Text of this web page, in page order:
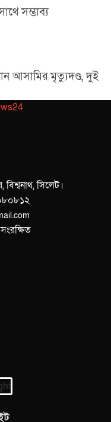
সম্ভাব্য
আসামির মৃত্যুদণ্ড, দুই
বিশ্বনাথ, সিলেট।
সংরক্ষিত